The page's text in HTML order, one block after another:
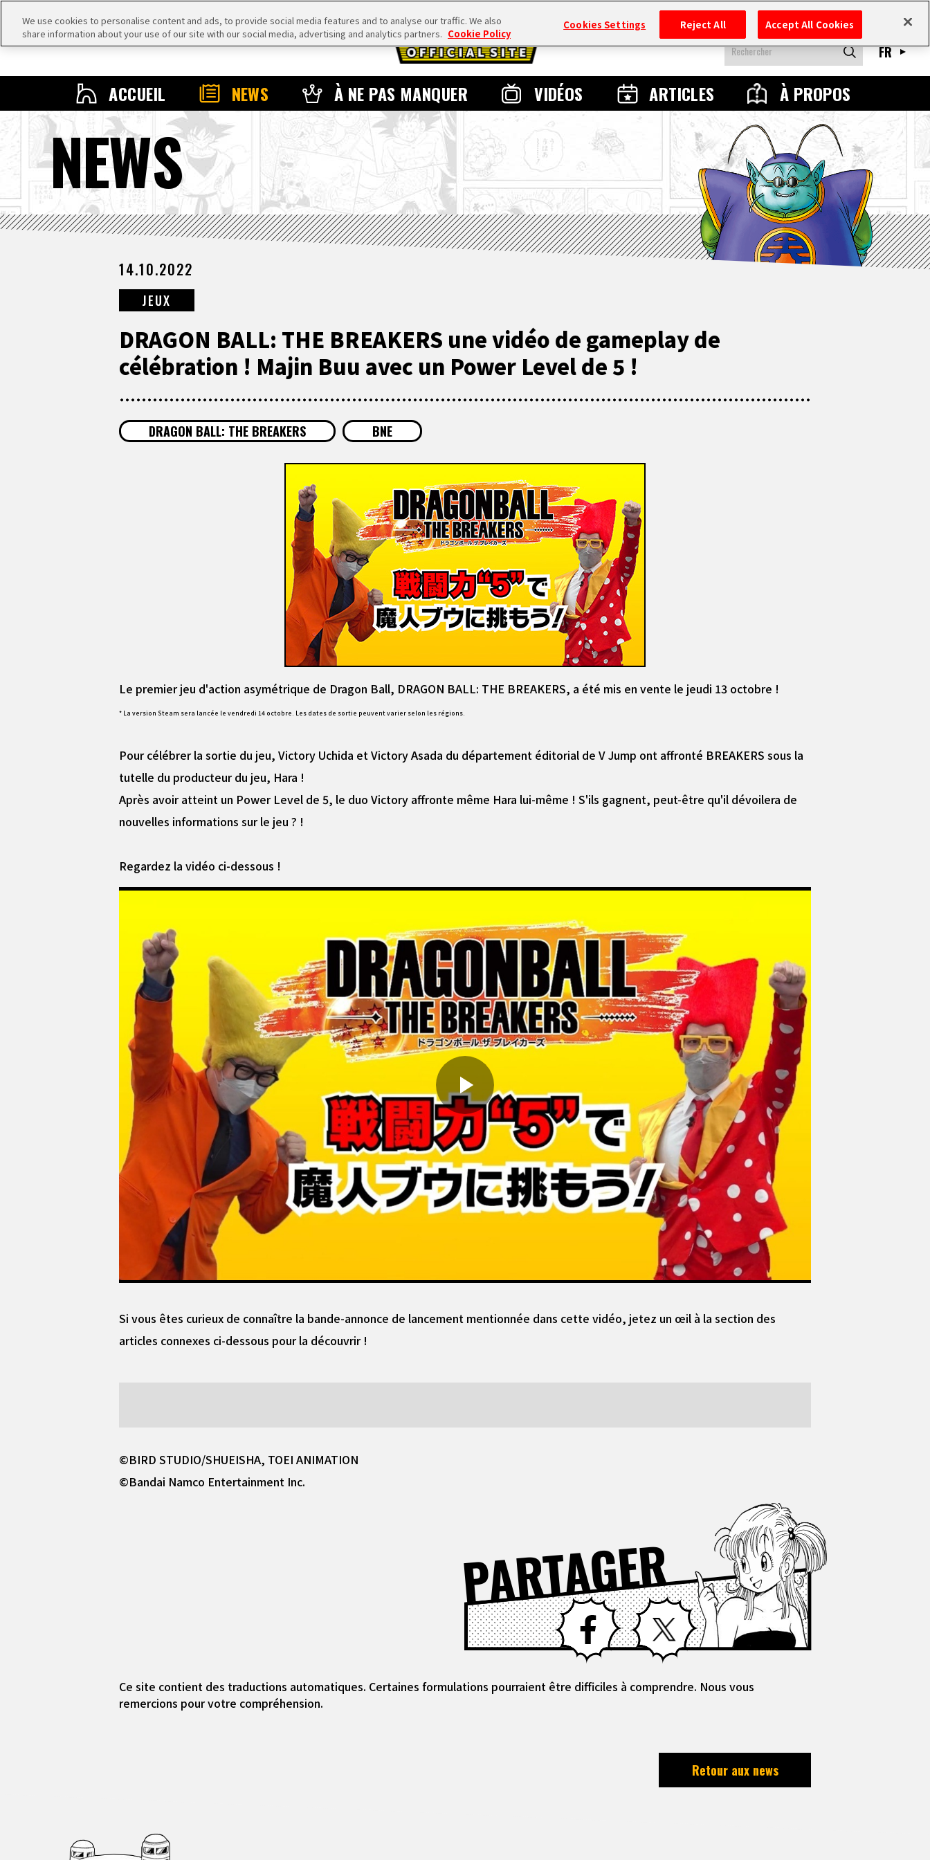
ACCUEIL NEWS À NE PAS MANQUER VIDÉOS ARTICLES À PROPOS
FR
NEWS
14.10.2022
JEUX
DRAGON BALL: THE BREAKERS une vidéo de gameplay de
célébration ! Majin Buu avec un Power Level de 5 !
DRAGON BALL: THE BREAKERS BNE
Le premier jeu d'action asymétrique de Dragon Ball, DRAGON BALL: THE BREAKERS, a été mis en vente le jeudi 13 octobre !
* La version Steam sera lancée le vendredi 14 octobre. Les dates de sortie peuvent varier selon les régions.
Pour célébrer la sortie du jeu, Victory Uchida et Victory Asada du département éditorial de V Jump ont affronté BREAKERS sous la
tutelle du producteur du jeu, Hara !
Après avoir atteint un Power Level de 5, le duo Victory affronte même Hara lui-même ! S'ils gagnent, peut-être qu'il dévoilera de
nouvelles informations sur le jeu ? !
Regardez la vidéo ci-dessous !
Si vous êtes curieux de connaître la bande-annonce de lancement mentionnée dans cette vidéo, jetez un œil à la section des
articles connexes ci-dessous pour la découvrir !
©BIRD STUDIO/SHUEISHA, TOEI ANIMATION
©Bandai Namco Entertainment Inc.
PARTAGER
Facebook X
Ce site contient des traductions automatiques. Certaines formulations pourraient être difficiles à comprendre. Nous vous
remercions pour votre compréhension.
Retour aux news
We use cookies to personalise content and ads, to provide social media features and to analyse our traffic. We also
share information about your use of our site with our social media, advertising and analytics partners. Cookie Policy
Cookies Settings Reject All Accept All Cookies